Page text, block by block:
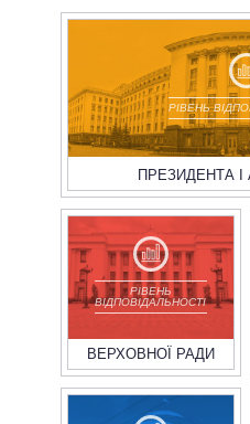
РІВЕНЬ
ПРЕЗИДЕНТА І
РІВЕНЬ
ВІДПОВІДАЛЬНОСТІ
ВЕРХОВНОЇ РАДИ